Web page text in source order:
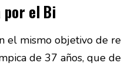
por el Bi
el mismo objetivo de
de 37 años, que